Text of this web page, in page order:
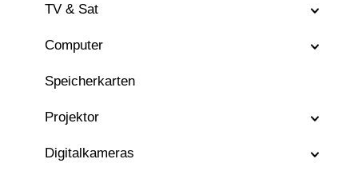
TV & Sat
Computer
Speicherkarten
Projektor
Digitalkameras